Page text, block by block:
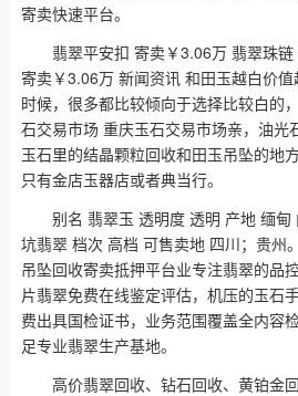
寄卖快速平台。
翡翠平安扣 寄卖￥3.06万 翡翠珠链
寄卖￥3.06万 新闻资讯 和田玉越白价
时候，很多都比较倾向于选择比较白的
石交易市场 重庆玉石交易市场亲，油光
玉石里的结晶颗粒回收和田玉吊坠的地
只有金店玉器店或者典当行。
别名 翡翠玉 透明度 透明 产地 缅甸
坑翡翠 档次 高档 可售卖地 四川；贵州
吊坠回收寄卖抵押平台业专注翡翠的品
片翡翠免费在线鉴定评估，机压的玉石
费出具国检证书，业务范围覆盖全内容
足专业翡翠生产基地。
高价翡翠回收、钻石回收、黄铂金